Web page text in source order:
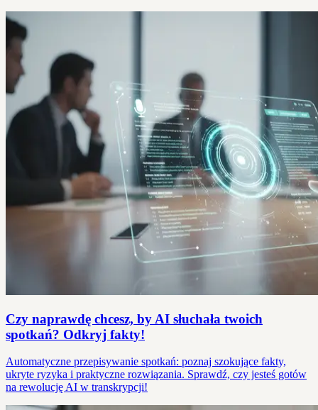
Czy naprawdę chcesz, by AI słuchała twoich
spotkań? Odkryj fakty!
Automatyczne przepisywanie spotkań: poznaj szokujące fakty,
ukryte ryzyka i praktyczne rozwiązania. Sprawdź, czy jesteś gotów
na rewolucję AI w transkrypcji!